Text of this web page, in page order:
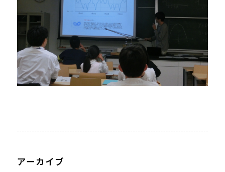
アーカイブ